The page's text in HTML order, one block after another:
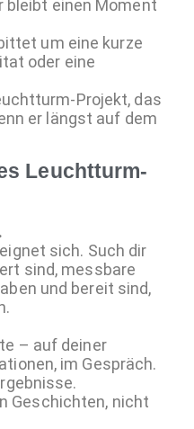
bleibt einen Moment
um eine kurze
oder eine
Projekt, das
er längst auf dem
Leuchtturm-
sich. Such dir
sind, messbare
und bereit sind,
– auf deiner
im Gespräch.
Geschichten, nicht